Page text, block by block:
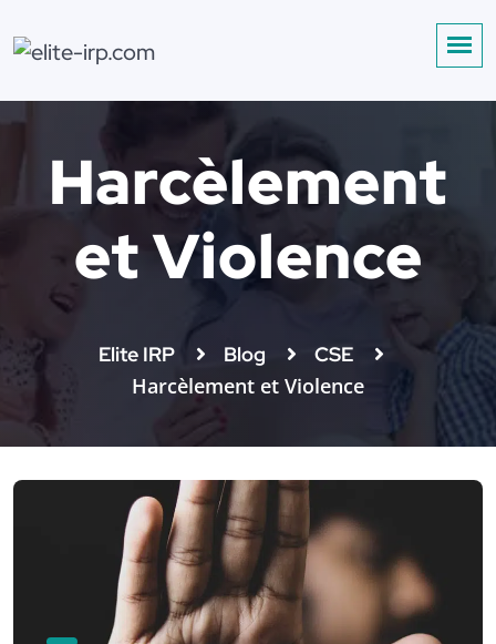
Harcèlement
et Violence
Elite IRP Blog CSE
Harcèlement et Violence